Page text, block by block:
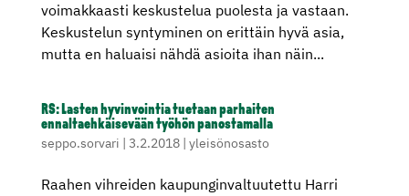
voimakkaasti keskustelua puolesta ja vastaan.
Keskustelun syntyminen on erittäin hyvä asia,
mutta en haluaisi nähdä asioita ihan näin...
RS: Lasten hyvinvointia tuetaan parhaiten
ennaltaehkäisevään työhön panostamalla
seppo.sorvari | 3.2.2018| yleisönosasto
Raahen vihreiden kaupunginvaltuutettu Harri